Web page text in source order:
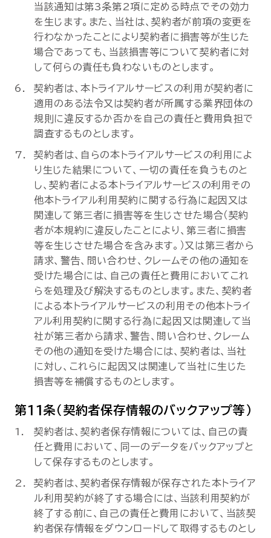
当該通知は第3条第2項に定める時点でその効力
を生じます。また、当社は、契約者が前項の変更を
行わなかったことにより契約者に損害等が生じた
場合であっても、当該損害等について契約者に対
して何らの責任も負わないものとします。
契約者は、本トライアルサービスの利用が契約者に
適用のある法令又は契約者が所属する業界団体の
規則に違反するか否かを自己の責任と費用負担で
調査するものとします。
契約者は、自らの本トライアルサービスの利用によ
り生じた結果について、一切の責任を負うものと
し、契約者による本トライアルサービスの利用その
他本トライアル利用契約に関する行為に起因又は
関連して第三者に損害等を生じさせた場合（契約
者が本規約に違反したことにより、第三者に損害
等を生じさせた場合を含みます。）又は第三者から
請求、警告、問い合わせ、クレームその他の通知を
受けた場合には、自己の責任と費用においてこれ
らを処理及び解決するものとします。また、契約者
による本トライアルサービスの利用その他本トライ
アル利用契約に関する行為に起因又は関連して当
社が第三者から請求、警告、問い合わせ、クレーム
その他の通知を受けた場合には、契約者は、当社
に対し、これらに起因又は関連して当社に生じた
損害等を補償するものとします。
第11条（契約者保存情報のバックアップ等）
契約者は、契約者保存情報については、自己の責
任と費用において、同一のデータをバックアップと
して保存するものとします。
契約者は、契約者保存情報が保存された本トライア
ル利用契約が終了する場合には、当該利用契約が
終了する前に、自己の責任と費用において、当該契
約者保存情報をダウンロードして取得するものとし